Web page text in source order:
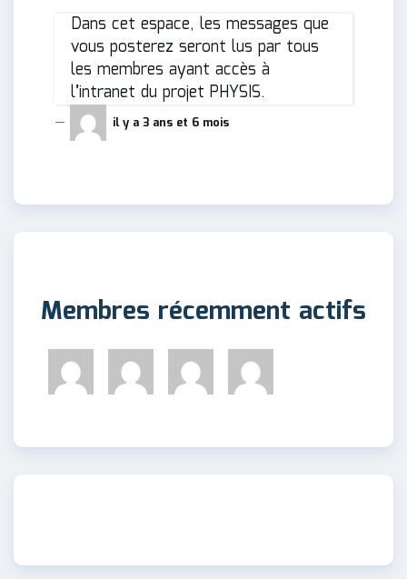
Dans cet espace, les messages que
vous posterez seront lus par tous
les membres ayant accès à
l’intranet du projet PHYSIS.
il y a 3 ans et 6 mois
Membres récemment actifs